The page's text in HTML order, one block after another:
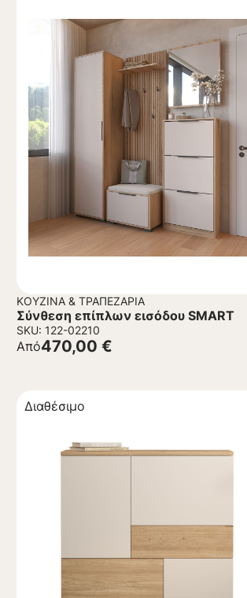
ΚΟΥΖΊΝΑ & ΤΡΑΠΕΖΑΡΊΑ
Σύνθεση επίπλων εισόδου SMART
SKU: 122-02210
470,00 €
Από
Διαθέσιμο